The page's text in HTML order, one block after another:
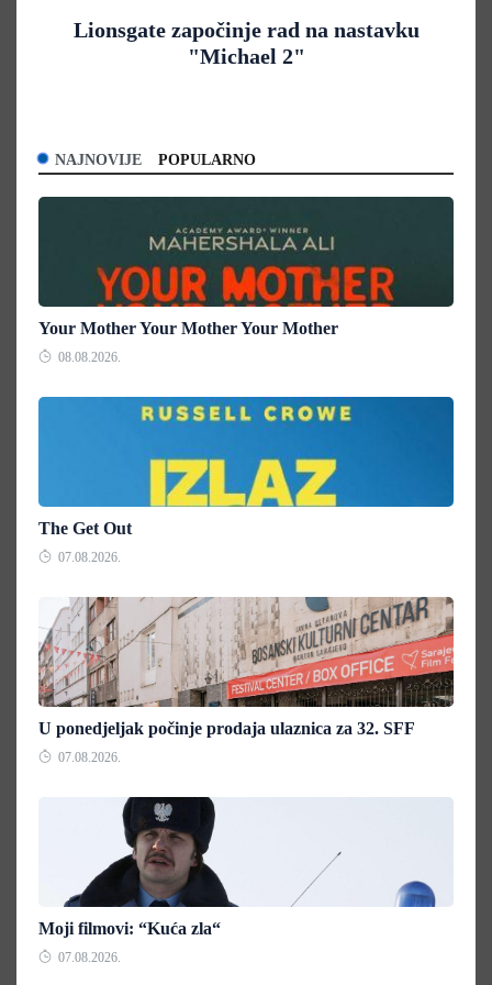
Lionsgate započinje rad na nastavku
"Michael 2"
NAJNOVIJE POPULARNO
Your Mother Your Mother Your Mother
08.08.2026.
The Get Out
07.08.2026.
U ponedjeljak počinje prodaja ulaznica za 32. SFF
07.08.2026.
Moji filmovi: “Kuća zla“
07.08.2026.